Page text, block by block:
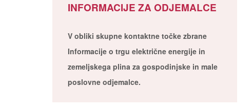
INFORMACIJE ZA ODJEMALCE
V obliki skupne kontaktne točke zbrane
Informacije o trgu električne energije in
zemeljskega plina za gospodinjske in male
poslovne odjemalce.